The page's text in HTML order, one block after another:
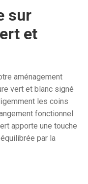
sur
et
aménagement
vert et blanc signé
les coins
fonctionnel
apporte une touche
par la